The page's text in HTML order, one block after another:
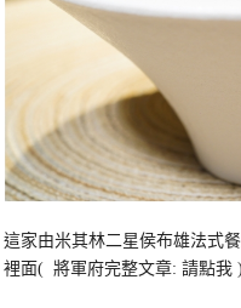
這家由米其林二星侯布雄法式
裡面( 將軍府完整文章: 請點我